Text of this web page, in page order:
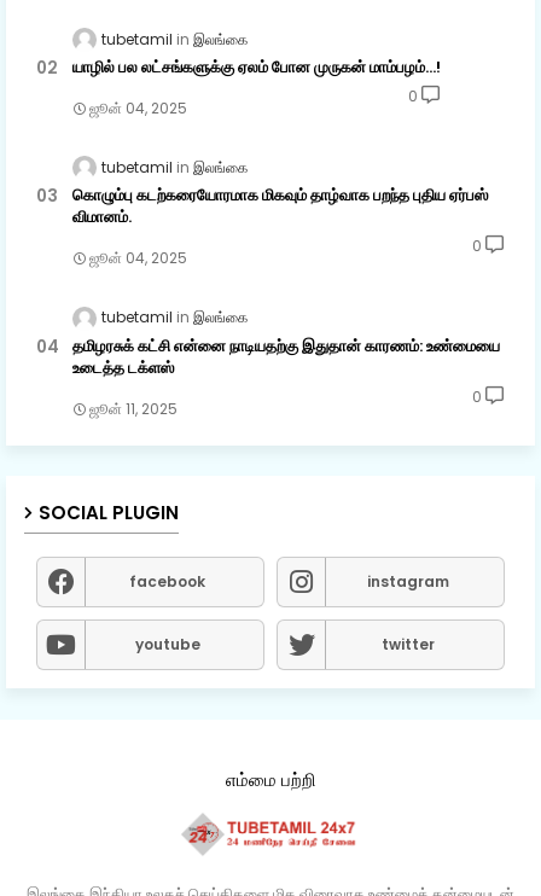
tubetamil இலங்கை
யாழில் பல லட்சங்களுக்கு ஏலம் போன முருகன் மாம்பழம்...!
ஜூன் 04, 2025
0
tubetamil இலங்கை
கொழும்பு கடற்கரையோரமாக மிகவும் தாழ்வாக பறந்த புதிய ஏர்பஸ்
விமானம்.
ஜூன் 04, 2025
0
tubetamil இலங்கை
தமிழரசுக் கட்சி என்னை நாடியதற்கு இதுதான் காரணம்: உண்மையை
உடைத்த டக்ளஸ்
ஜூன் 11, 2025
0
SOCIAL PLUGIN
facebook instagram
youtube twitter
எம்மை பற்றி